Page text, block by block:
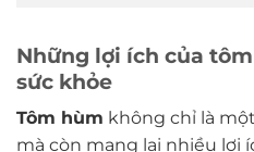
Những lợi ích của
sức khỏe
Tôm hùm không chỉ là
mà còn mang lại nhiều lợi